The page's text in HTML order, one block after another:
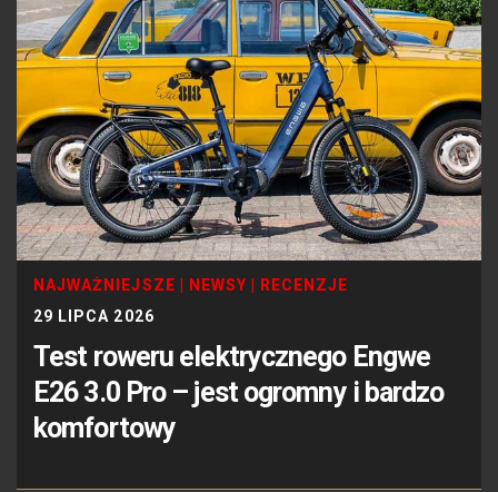
NAJWAŻNIEJSZE NEWSY
RECENZJE
29 LIPCA 2026
Test roweru elektrycznego Engwe
E26 3.0 Pro – jest ogromny i bardzo
komfortowy